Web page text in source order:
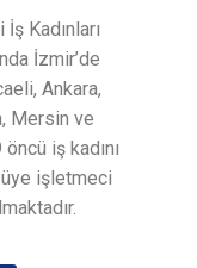
Kadınları
İzmir’de
Ankara,
Mersin ve
iş kadını
işletmeci